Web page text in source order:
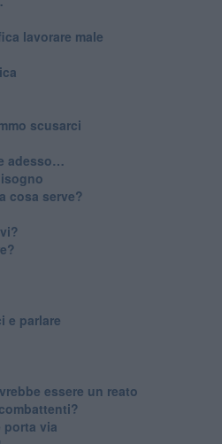
lavorare male
scusarci
adesso…
cosa serve?
e parlare
essere un reato
porta via